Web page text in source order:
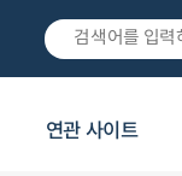
연관 사이트